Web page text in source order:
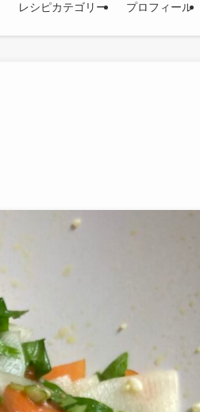
レシピカテゴリー プロフィール